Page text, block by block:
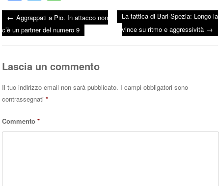
ce
bo
ok
wi
tte
r
ha
ts
A
Post navigation
← Aggrappati a Pio. In attacco non
c’è un partner del numero 9
La tattica di Bari-Spezia: Longo la
vince su ritmo e aggressività →
Lascia un commento
Il tuo indirizzo email non sarà pubblicato. I campi obbligatori sono
contrassegnati*
Commento*